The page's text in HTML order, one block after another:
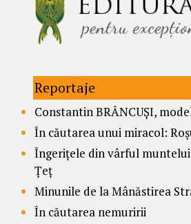
Reportaje
Constantin BRÂNCUȘI,
În căutarea unui miracol:
Îngerițele din vârful
Țeț
Minunile de la Mânăstirea
În căutarea nemuririi